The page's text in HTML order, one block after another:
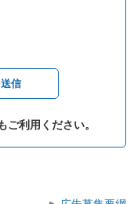
信
ご利用ください。